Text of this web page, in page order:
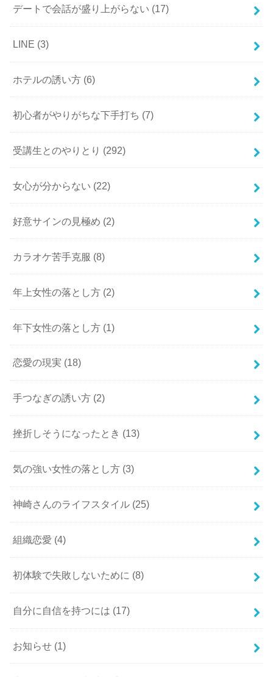
デートで会話が盛り上がらない (17)
LINE (3)
ホテルの誘い方 (6)
初心者がやりがちな下手打ち (7)
受講生とのやりとり (292)
女心が分からない (22)
好意サインの見極め (2)
カラオケ苦手克服 (8)
年上女性の落とし方 (2)
年下女性の落とし方 (1)
恋愛の現実 (18)
手つなぎの誘い方 (2)
挫折しそうになったとき (13)
気の強い女性の落とし方 (3)
神崎さんのライフスタイル (25)
組織恋愛 (4)
初体験で失敗しないために (8)
自分に自信を持つには (17)
お知らせ (1)